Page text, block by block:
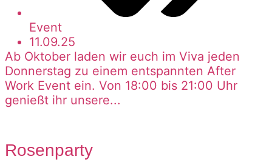
Event
11.09.25
Ab Oktober laden wir euch im Viva jeden
Donnerstag zu einem entspannten After
Work Event ein. Von 18:00 bis 21:00 Uhr
genießt ihr unsere...
Rosenparty